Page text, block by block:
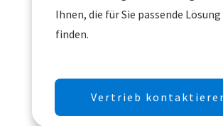
Ihnen, die für Sie passende Lösung
finden.
Vertrieb